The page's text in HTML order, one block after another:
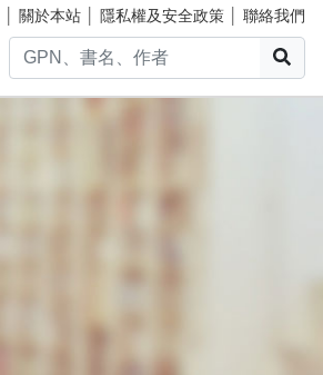
關於本站 隱私權及安全政策 聯絡我們